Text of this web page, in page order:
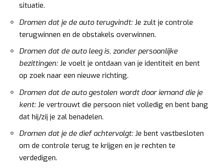
situatie.
Dromen dat je de auto terugvindt:Je zult je controle
terugwinnen en de obstakels overwinnen.
Dromen dat de auto leeg is, zonder persoonlijke
bezittingen:Je voelt je ontdaan van je identiteit en bent
op zoek naar een nieuwe richting.
Dromen dat de auto gestolen wordt door iemand die je
kent:Je vertrouwt die persoon niet volledig en bent bang
dat hij/zij je zal benadelen.
Dromen dat je de dief achtervolgt:Je bent vastbesloten
om de controle terug te krijgen en je rechten te
verdedigen.